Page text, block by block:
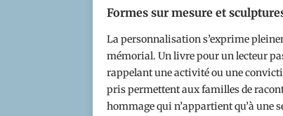
Formes sur mesure et
La personnalisation s’exprime
mémorial. Un livre pour un lecteur
rappelant une activité ou une
pris permettent aux familles de
hommage qui n’appartient qu’à une